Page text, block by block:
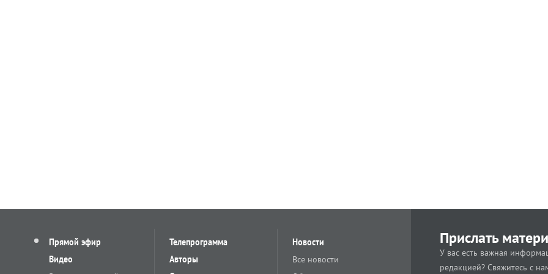
Прямой эфир
Видео
Телепрограмма
Авторы
Новости
Все новости
Прислать
У вас есть важная
редакцией? Свяжитесь с